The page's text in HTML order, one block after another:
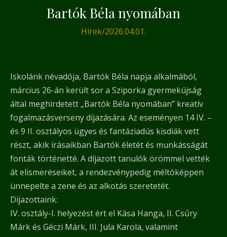
Bartók Béla nyomában
Hírek/2026.04.01.
Iskolánk névadója, Bartók Béla napja alkalmából,
március 26-án került sor a Sziporka gyermekújság
által meghirdetett „Bartók Béla nyomában” kreatív
fogalmazásverseny díjazására. Az eseményen 14 IV. –
és 9 II. osztályos ügyes és fantáziadús kisdiák vett
részt, akik írásaikban Bartók életét és munkásságát
fonták történetté. A díjazott tanulók örömmel vették
át elismeréseiket, a rendezvénypedig méltóképpen
ünnepelte a zene és az alkotás szeretetét.
Díjazottaink:
IV. osztály-I. helyezést ért el Kása Hanga, II. Csűry
Márk és Géczi Márk, III. Jula Karola, valamint